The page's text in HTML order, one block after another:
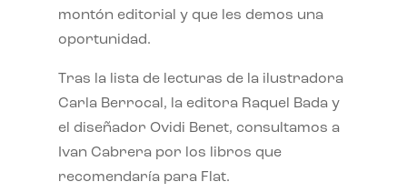
montón editorial y que les demos una
oportunidad.
Tras la lista de lecturas de la ilustradora
Carla Berrocal, la editora Raquel Bada y
el diseñador Ovidi Benet, consultamos a
Ivan Cabrera por los libros que
recomendaría para Flat.